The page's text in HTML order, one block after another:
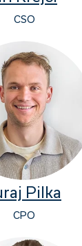
CSO
Pilka
CPO